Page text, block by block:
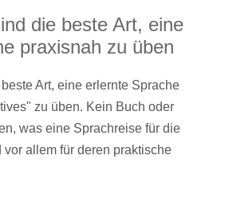
die beste Art, eine
praxisnah zu üben
Art, eine erlernte Sprache
zu üben. Kein Buch oder
was eine Sprachreise für die
allem für deren praktische